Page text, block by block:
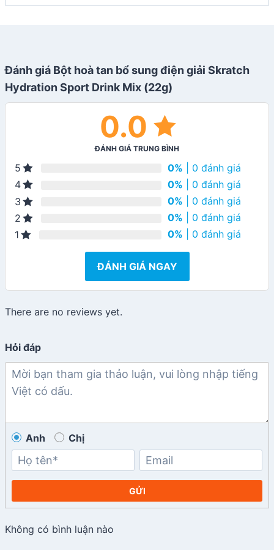
Đánh giá Bột hoà tan bổ sung điện giải Skratch
Hydration Sport Drink Mix (22g)
0.0
ĐÁNH GIÁ TRUNG BÌNH
5 0% | 0 đánh giá
4
0% | 0 đánh giá
3
0% | 0 đánh giá
2
0% | 0 đánh giá
1
0% | 0 đánh giá
ĐÁNH GIÁ NGAY
There are no reviews yet.
Hỏi đáp
Anh Chị
GỬI
Không có bình luận nào